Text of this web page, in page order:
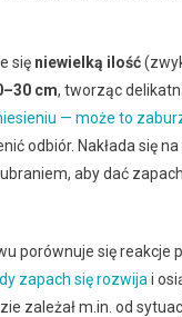
się niewielką ilość
cm, tworząc
— może to
odbiór. Nakłada się na
aby dać
porównuje się reakcje
zapach się rozwija i
zależał m.in. od